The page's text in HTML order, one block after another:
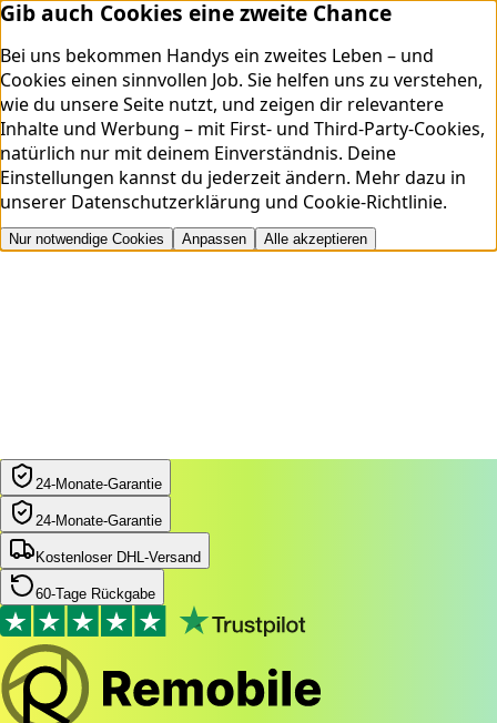
Gib auch Cookies eine zweite Chance
Bei uns bekommen Handys ein zweites Leben – und
Cookies einen sinnvollen Job. Sie helfen uns zu verstehen,
wie du unsere Seite nutzt, und zeigen dir relevantere
Inhalte und Werbung – mit First- und Third-Party-Cookies,
natürlich nur mit deinem Einverständnis. Deine
Einstellungen kannst du jederzeit ändern. Mehr dazu in
unserer Datenschutzerklärung und Cookie-Richtlinie.
Nur notwendige Cookies Anpassen Alle akzeptieren
24‑Monate‑Garantie
24‑Monate‑Garantie
Kostenloser DHL-Versand
60-Tage Rückgabe